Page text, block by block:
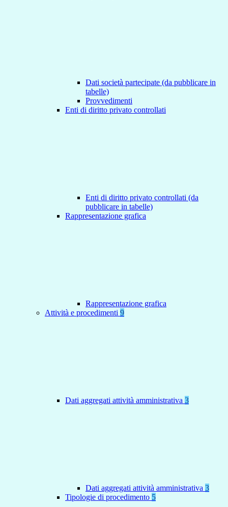
Dati società partecipate (da pubblicare in
tabelle)
Provvedimenti
Enti di diritto privato controllati
Enti di diritto privato controllati (da
pubblicare in tabelle)
Rappresentazione grafica
Rappresentazione grafica
Attività e procedimenti 9
Dati aggregati attività amministrativa 3
Dati aggregati attività amministrativa 3
Tipologie di procedimento 5